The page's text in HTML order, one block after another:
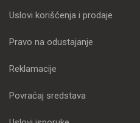
Uslovi korišćenja i prodaje
Pravo na odustajanje
Reklamacije
Povraćaj sredstava